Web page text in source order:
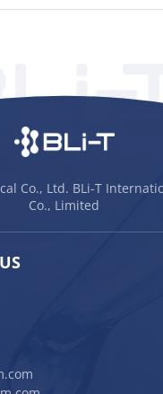
Co., Ltd. BLi-T
Co., Limited